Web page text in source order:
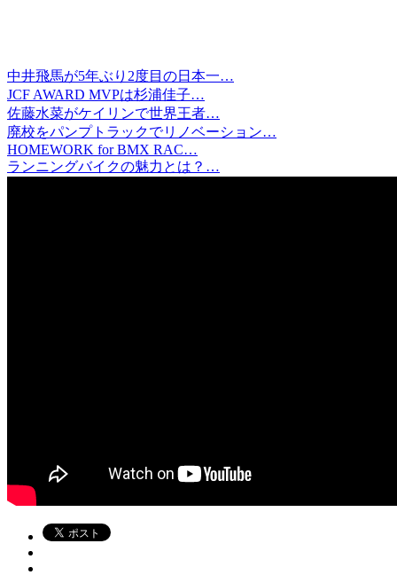
中井飛馬が5年ぶり2度目の日本一…
JCF AWARD MVPは杉浦佳子…
佐藤水菜がケイリンで世界王者…
廃校をパンプトラックでリノベーション…
HOMEWORK for BMX RAC…
ランニングバイクの魅力とは？…